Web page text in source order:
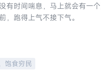
有时间喘息，马上就会有一
，跑得上气不接下气。
饱食穷民